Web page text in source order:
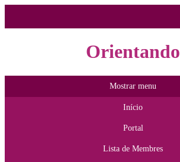
Orientando
Mostrar menu
Início
Portal
Lista de Membres